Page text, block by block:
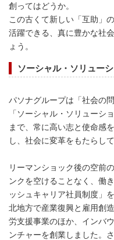
創ってはどうか。
この古くて新しい「互助」
活躍できる、真に豊かな社
ょう。
ソーシャル・ソリュー
パソナグループは「社会の
「ソーシャル・ソリューシ
まで、常に高い志と使命感
し、社会に変革をもたらして
リーマンショック後の空前
ンクを空けることなく、働
ッシュキャリア社員制度」
北地方で産業復興と雇用創
労支援事業のほか、インバ
ンチャーを創業しました。